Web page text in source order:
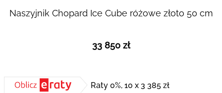
Naszyjnik Chopard Ice Cube różowe złoto 50 cm
gallery
33 850 zł
Raty 0%, 10 x 3 385 zł